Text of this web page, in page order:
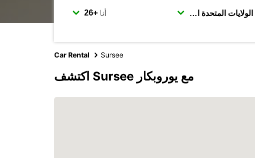
أنا
Car Rental Sursee
اكتشف Sursee مع يوروبكار